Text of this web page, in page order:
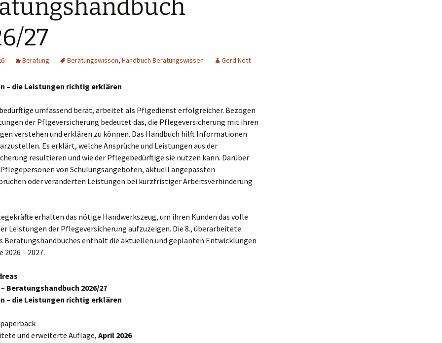
27
Beratung Beratungswissen, Handbuch Beratungswissen Gerd Nett
– die Leistungen richtig erklären
umfassend berät, arbeitet als Pflgedienst erfolgreicher. Bezogen
der Pflgeversicherung bedeutet das, die Pflegeversicherung mit ihren
verstehen und erklären zu können. Das Handbuch hilft Informationen
Es erklärt, welche Ansprüche und Leistungen aus der
resultieren und wie der Pflegebedürftige sie nutzen kann. Darüber
von Schulungsangeboten, aktuell angepassten
oder veränderten Leistungen bei kurzfristiger Arbeitsverhinderung
erhalten das nötige Handwerkszeug, um ihren Kunden das volle
Leistungen der Pflegeversicherung aufzuzeigen. Die 8., überarbeitete
Beratungshandbuches enthält die aktuellen und geplanten Entwicklungen
2026 – 2027.
– Beratungshandbuch 2026/27
– die Leistungen richtig erklären
und erweiterte Auflage, April 2026